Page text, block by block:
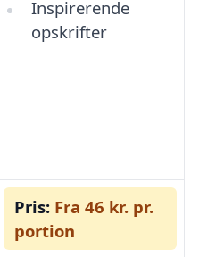
Inspirerende
opskrifter
Pris: Fra 46 kr. pr.
portion